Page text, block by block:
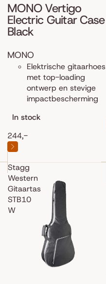
MONO Vertigo
Electric Guitar Case
Black
MONO
Elektrische gitaarhoes
met top-loading
ontwerp en stevige
impactbescherming
In stock
244,-
Stagg
Western
Gitaartas
STB10
W